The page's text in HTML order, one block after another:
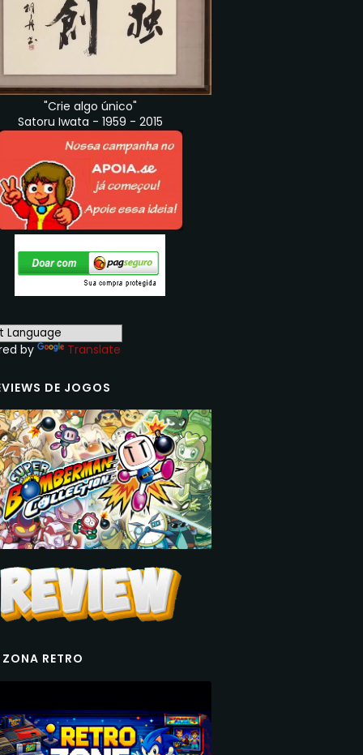
"Crie algo único"
Satoru Iwata - 1959 - 2015
by Translate
DE JOGOS
RETRO